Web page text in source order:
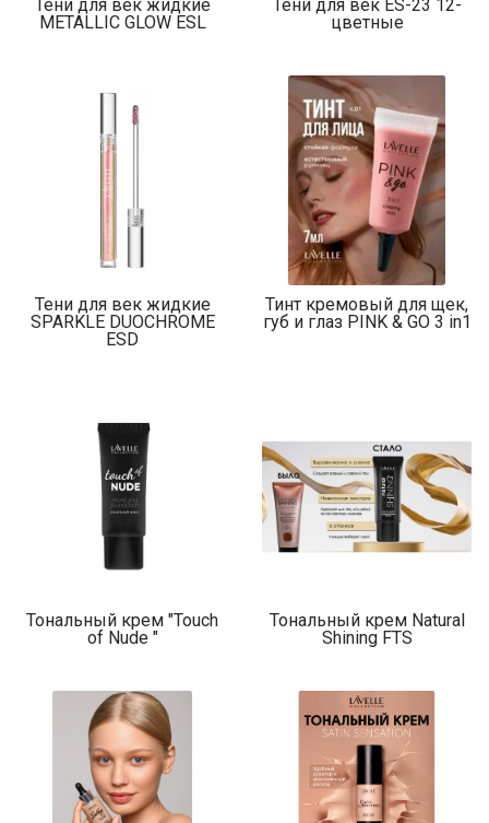
Тени для век жидкие
METALLIC GLOW ESL
Тени для век ES-23 12-
цветные
Тени для век жидкие
SPARKLE DUOCHROME
ESD
Тинт кремовый для щек,
губ и глаз PINK & GO 3 in1
Тональный крем "Touch
of Nude "
Тональный крем Natural
Shining FTS